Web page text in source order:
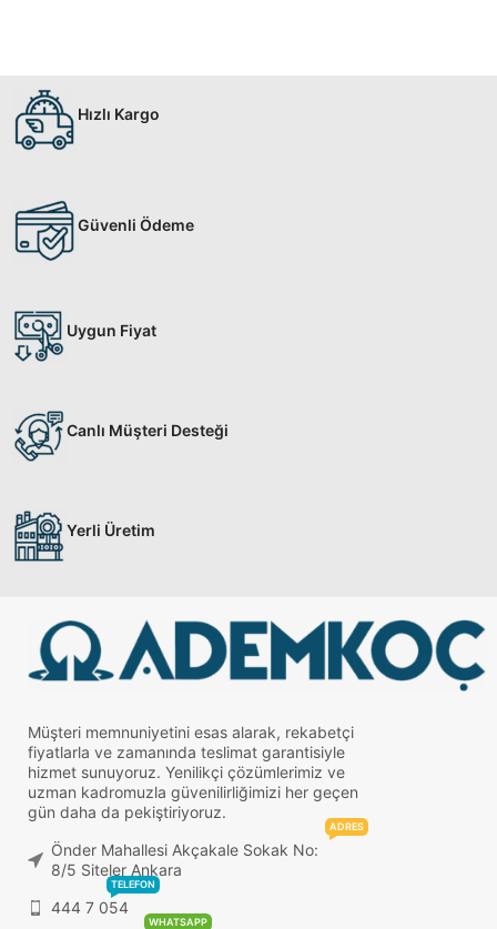
Hızlı Kargo
Güvenli Ödeme
Uygun Fiyat
Canlı Müşteri Desteği
Yerli Üretim
Müşteri memnuniyetini esas alarak, rekabetçi
fiyatlarla ve zamanında teslimat garantisiyle
hizmet sunuyoruz. Yenilikçi çözümlerimiz ve
uzman kadromuzla güvenilirliğimizi her geçen
gün daha da pekiştiriyoruz.
Önder Mahallesi Akçakale Sokak No:
8/5 Siteler Ankara
ADRES
444 7 054
TELEFON
WHATSAPP